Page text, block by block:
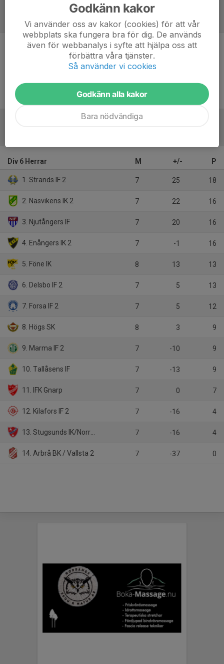
Referat
Inget referat skrivet
Div 6 Herrar M +/- P
1. Strands IF 2 7 25 18
2. Näsvikens IK 2 7 22 16
3. Njutångers IF 7 20 16
4. Enångers IK 2 7 -1 16
5. Föne IK 8 13 13
6. Delsbo IF 2 7 5 13
7. Forsa IF 2 7 5 12
8. Högs SK 8 3 9
9. Marma IF 2 7 -10 9
10. Tallåsens IF 7 -13 9
11. IFK Gnarp 7 0 7
12. Kilafors IF 2 7 -16 4
13. Stugsunds IK/Norrala IF 2 7 -16 4
14. Arbrå BK / Vallsta 2 7 -37 0
Godkänn kakor
Vi använder oss av kakor (cookies) för att vår
webbplats ska fungera bra för dig. De används
även för webbanalys i syfte att hjälpa oss att
förbättra våra tjänster.
Så använder vi cookies
Godkänn alla kakor
Bara nödvändiga